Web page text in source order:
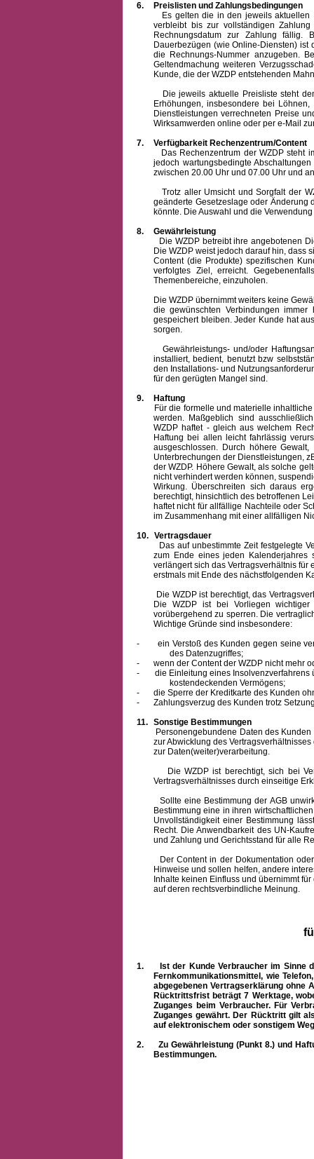
6.
Preislisten und Zahlungsbedingungen
Es gelten die in den jeweils aktuellen
verbleibt bis zur vollständigen
Rechnungsdatum zur Zahlung fällig.
Dauerbezügen (wie Online-Diensten)
die Rechnungs-Nummer anzugeben.
Geltendmachung weiteren
Kunde, die der WZDP entstehenden
Die jeweils aktuelle Preisliste steht dem
Erhöhungen, insbesondere bei
Dienstleistungen verrechneten Preise
Wirksamwerden online oder per e-Mail
7.
Verfügbarkeit Rechenzentrum/Content
Das Rechenzentrum der WZDP steht im
jedoch wartungsbedingte
zwischen 20.00 Uhr und 07.00 Uhr und
Trotz aller Umsicht und Sorgfalt der
geänderte Gesetzeslage oder Änderung
könnte. Die Auswahl und die
8.
Gewährleistung
Die WZDP betreibt ihre angebotenen
Die WZDP weist jedoch darauf hin, dass
Content (die Produkte) spezifischen
verfolgtes Ziel, erreicht.
Themenbereiche, einzuholen.
Die WZDP übernimmt weiters keine
die gewünschten Verbindungen
gespeichert bleiben. Jeder Kunde hat
sorgen.
Gewährleistungs- und/oder
installiert, bedient, benutzt bzw
den Installations- und
für den gerügten Mangel sind.
9.
Haftung
Für die formelle und materielle
werden. Maßgeblich sind
WZDP haftet - gleich aus welchem
Haftung bei allen leicht fahrlässig
ausgeschlossen. Durch höhere
Unterbrechungen der Dienstleistungen,
der WZDP. Höhere Gewalt, als solche
nicht verhindert werden können,
Wirkung. Überschreiten sich daraus
berechtigt, hinsichtlich des betroffenen
haftet nicht für allfällige Nachteile oder
im Zusammenhang mit einer allfälligen
10. Vertragsdauer
Das auf unbestimmte Zeit festgelegte
zum Ende eines jeden Kalenderjahres
verlängert sich das Vertragsverhältnis
erstmals mit Ende des nächstfolgenden
Die WZDP ist berechtigt, das
Die WZDP ist bei Vorliegen
vorübergehend zu sperren. Die
Wichtige Gründe sind insbesondere:
-
ein Verstoß des Kunden gegen seine
des Datenzugriffes;
-
wenn der Content der WZDP nicht mehr
-
die Einleitung eines
kostendeckenden Vermögens;
-
die Sperre der Kreditkarte des Kunden
-
Zahlungsverzug des Kunden trotz
11. Sonstige Bestimmungen
Personengebundene Daten des Kunden
zur Abwicklung des
zur Daten(weiter)verarbeitung.
Die WZDP ist berechtigt, sich bei
Vertragsverhältnisses durch einseitige
Sollte eine Bestimmung der AGB
Bestimmung eine in ihren
Unvollständigkeit einer Bestimmung
Recht. Die Anwendbarkeit des UN-
und Zahlung und Gerichtsstand für alle
Der Content in der Dokumentation oder
Hinweise und sollen helfen, andere
Inhalte keinen Einfluss und übernimmt
auf deren rechtsverbindliche Meinung.
1.
Ist der Kunde Verbraucher im Sinne
Fernkommunikationsmittel, wie
abgegebenen Vertragserklärung ohne
Rücktrittsfrist beträgt 7 Werktage,
Zuganges beim Verbraucher. Für
Zuganges gewährt. Der Rücktritt gilt
auf elektronischem oder sonstigem
2.
Zu Gewährleistung (Punkt 8.) und
Bestimmungen.